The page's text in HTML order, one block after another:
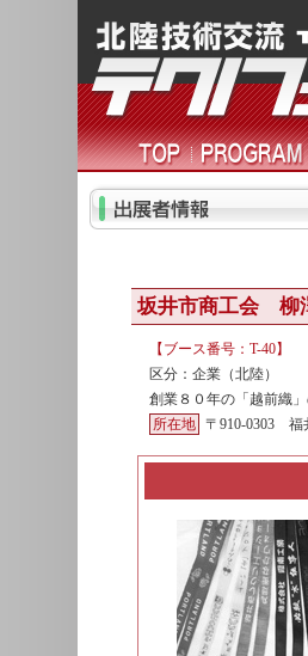
坂井市商工会 柳
【ブース番号：T-40】
区分：企業（北陸）
創業８０年の「越前織
所在地 〒910-0303 福